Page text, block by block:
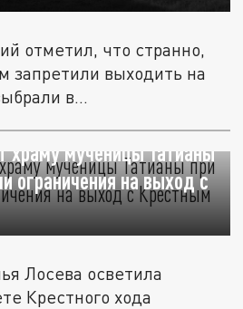
отметил, что странно,
запретили выходить на
в...
храму мученицы Татианы
ограничения на выход с
Лосева осветила
Крестного хода